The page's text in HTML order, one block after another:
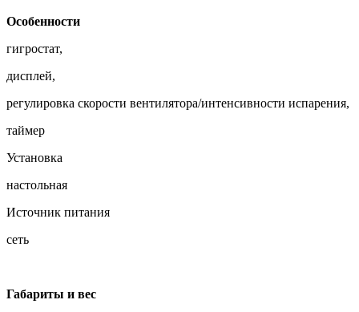
Особенности
гигростат,
дисплей,
регулировка скорости вентилятора/интенсивности испарения,
таймер
Установка
настольная
Источник питания
сеть
Габариты и вес